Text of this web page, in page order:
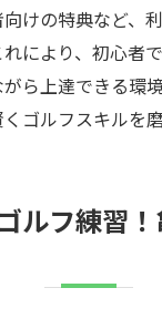
けの特典など、
により、初心者
ら上達できる環
ゴルフスキルを
ルフ練習